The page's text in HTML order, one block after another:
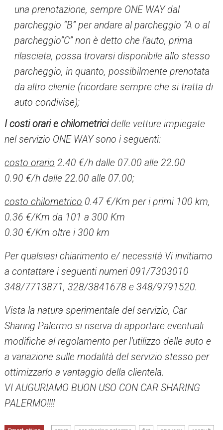
una prenotazione, sempre ONE WAY dal
parcheggio “B” per andare al parcheggio “A o al
parcheggio”C” non è detto che l’auto, prima
rilasciata, possa trovarsi disponibile allo stesso
parcheggio, in quanto, possibilmente prenotata
da altro cliente (ricordare sempre che si tratta di
auto condivise);
I costi orari e chilometricidelle vetture impiegate
nel servizio ONE WAY sono i seguenti:
costo orario 2.40 €/h dalle 07.00 alle 22.00
0.90 €/h dalle 22.00 alle 07.00;
costo chilometrico 0.47 €/Km per i primi 100 km,
0.36 €/Km da 101 a 300 Km
0.30 €/Km oltre i 300 km
Per qualsiasi chiarimento e/ necessità Vi invitiamo
a contattare i seguenti numeri 091/7303010
348/7713871, 328/3841678 e 348/9791520.
Vista la natura sperimentale del servizio, Car
Sharing Palermo si riserva di apportare eventuali
modifiche al regolamento per l’utilizzo delle auto e
a variazione sulle modalità del servizio stesso per
ottimizzarlo a vantaggio della clientela.
VI AUGURIAMO BUON USO CON CAR SHARING
PALERMO!!!!